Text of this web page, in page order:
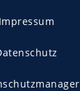
Impressum